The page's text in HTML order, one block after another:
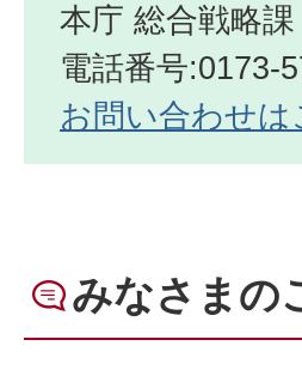
本庁 総合戦略課
電話番号:0173-
お問い合わせは
みなさまの